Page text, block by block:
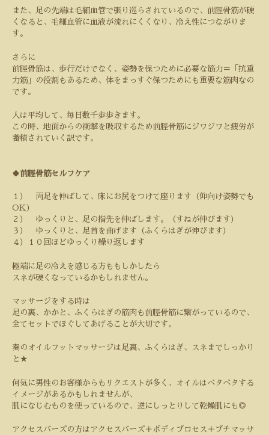
また、足の先端は毛細血管で張り巡らされているので、前脛骨筋が硬
くなると、毛細血管に血液が流れにくくなり、冷え性につながりま
す。
さらに
前脛骨筋は、歩行だけでなく、姿勢を保つために必要な筋力＝「抗重
力筋」の役割もあるため、体をまっすぐ保つためにも重要な筋肉なの
です。
人は平均して、毎日数千歩歩きます。
この時、地面からの衝撃を吸収するため前脛骨筋にジワジワと疲労が
蓄積されていく訳です。
🍀前脛骨筋セルフケア
１） 両足を伸ばして、床にお尻をつけて座ります（仰向け姿勢でも
OK ）
２） ゆっくりと、足の指先を伸ばします。（すねが伸びます）
３） ゆっくりと、足首を曲げます（ふくらはぎが伸びます）
４）１０回ほどゆっくり繰り返します
極端に足の冷えを感じる方ももしかしたら
スネが硬くなっているかもしれません。
マッサージをする時は
足の裏、かかと、ふくらはぎの筋肉も前脛骨筋に繋がっているので、
全てセットでほぐしてあげることが大切です。
奏のオイルフットマッサージは足裏、ふくらはぎ、スネまでしっかり
と ★
何気に男性のお客様からもリクエストが多く、オイルはベタベタする
イメージがあるかもしれませんが、
肌になじむものを使っているので、逆にしっとりして乾燥肌にも◎
アクセスバーズの方はアクセスバーズ＋ボディプロセス＋プチマッサ